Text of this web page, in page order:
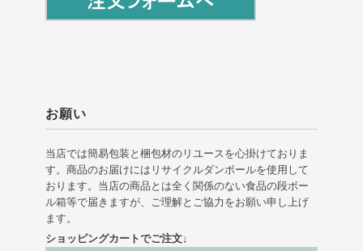
お願い
当店では簡易包装と梱包材のリユースを心掛けておりま
す。商品のお届けにはリサイクルダンボールを使用して
おります。当店の商品とは全く関係のない食品の段ボー
ル箱等で届きますが、ご理解とご協力をお願い申し上げ
ます。
ショッピングカートでご注文↓